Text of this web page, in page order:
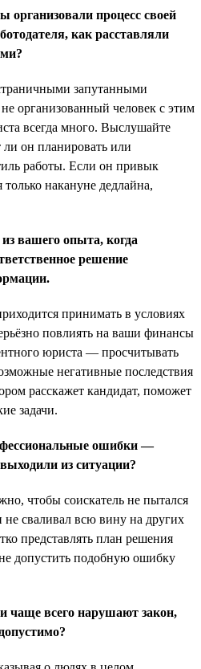
процесс своей
как расставляли
запутанными
организованный человек с этим
всегда много. Выслушайте
ли он планировать или
работы. Если он привык
накануне дедлайна,
вашего опыта, когда
решение
принимать в условиях
повлиять на ваши финансы
юриста — просчитывать
негативные последствия
расскажет кандидат, поможет
задачи.
ошибки —
из ситуации?
чтобы соискатель не пытался
не сваливал всю вину на других
представлять план решения
допустить подобную ошибку
чаще всего нарушают закон,